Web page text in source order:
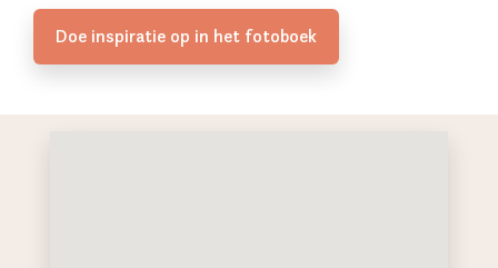
Doe inspiratie op in het fotoboek